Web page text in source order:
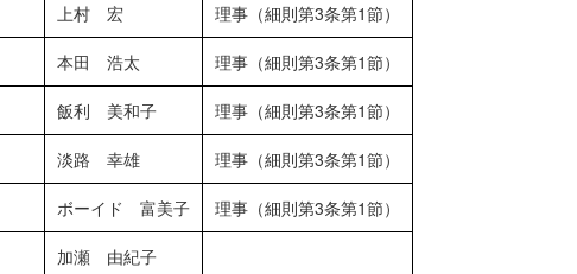
上村 宏 理事（細則第3条第1節）
本田 浩太 理事（細則第3条第1節）
飯利 美和子 理事（細則第3条第1節）
淡路 幸雄 理事（細則第3条第1節）
ボーイド 富美子 理事（細則第3条第1節）
加瀬 由紀子